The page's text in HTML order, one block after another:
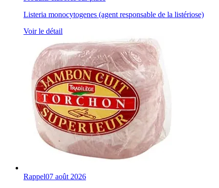
Listeria monocytogenes (agent responsable de la listériose)
Voir le détail
Rappel07 août 2026